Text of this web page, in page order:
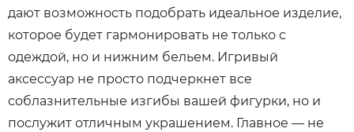
дают возможность подобрать идеальное изделие,
которое будет гармонировать не только с
одеждой, но и нижним бельем. Игривый
аксессуар не просто подчеркнет все
соблазнительные изгибы вашей фигурки, но и
послужит отличным украшением. Главное — не